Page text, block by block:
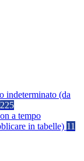
indeterminato (da
225
a tempo
in tabelle) 11